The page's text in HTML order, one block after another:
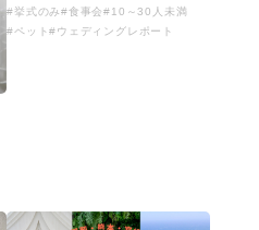
#挙式のみ#食事会#10～30人未満
#ペット#ウェディングレポート